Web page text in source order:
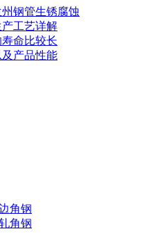
钢管生锈腐蚀
工艺详解
命比较长
产品性能
角钢
角钢